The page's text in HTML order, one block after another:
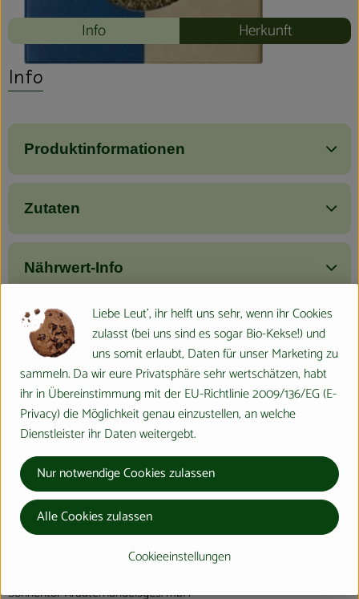
Info Herkunft
Info
Produktinformationen
Zutaten
Nährwert-Info
Produktdatenblatt
Herkunft
Hersteller: Sonnentor
verschiedene Herkunft
Sonnentor Kräuterhandelsges. mbH
Liebe Leut', ihr helft uns sehr, wenn ihr Cookies
zulasst (bei uns sind es sogar Bio-Kekse!) und
uns somit erlaubt, Daten für unser Marketing zu
sammeln. Da wir eure Privatsphäre sehr wertschätzen, habt
ihr in Übereinstimmung mit der EU-Richtlinie 2009/136/EG (E-
Privacy) die Möglichkeit genau einzustellen, an welche
Dienstleister ihr Daten weitergebt.
Cookieeinstellungen
Nur notwendige Cookies zulassen
Alle Cookies zulassen